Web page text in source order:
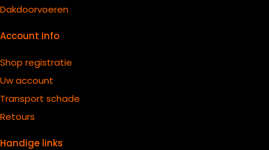
Dakdoorvoeren
Account Info
Shop registratie
Uw account
Transport schade
Retours
Handige links